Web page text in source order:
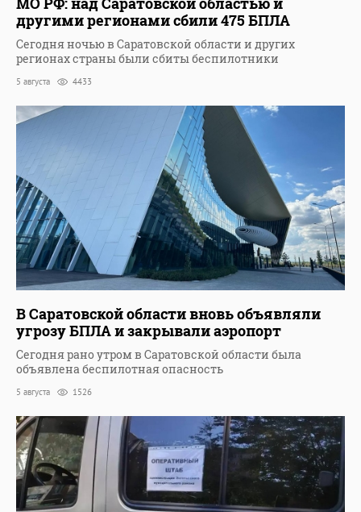
другими регионами сбили 475 БПЛА
Сегодня ночью в Саратовской области и других
регионах страны были сбиты беспилотники
5 августа 4433
В Саратовской области вновь объявляли
угрозу БПЛА и закрывали аэропорт
Сегодня рано утром в Саратовской области была
объявлена беспилотная опасность
5 августа 1526